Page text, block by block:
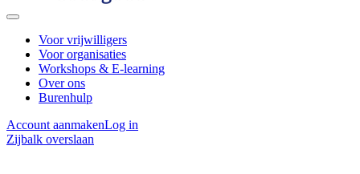
Voor vrijwilligers
Voor organisaties
Workshops & E-learning
Over ons
Burenhulp
Account aanmakenLog in
Zijbalk overslaan